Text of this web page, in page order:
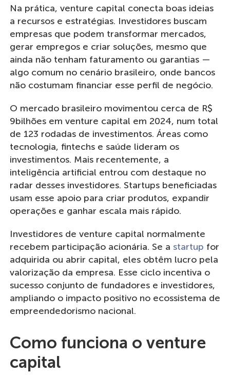
Na prática, venture capital conecta boas ideias
a recursos e estratégias. Investidores buscam
empresas que podem transformar mercados,
gerar empregos e criar soluções, mesmo que
ainda não tenham faturamento ou garantias —
algo comum no cenário brasileiro, onde bancos
não costumam financiar esse perfil de negócio.
O mercado brasileiro movimentou cerca de R$
9bilhões em venture capital em 2024, num total
de 123 rodadas de investimentos. Áreas como
tecnologia, fintechs e saúde lideram os
investimentos. Mais recentemente, a
inteligência artificial entrou com destaque no
radar desses investidores. Startups beneficiadas
usam esse apoio para criar produtos, expandir
operações e ganhar escala mais rápido.
Investidores de venture capital normalmente
recebem participação acionária. Se a startup for
adquirida ou abrir capital, eles obtêm lucro pela
valorização da empresa. Esse ciclo incentiva o
sucesso conjunto de fundadores e investidores,
ampliando o impacto positivo no ecossistema de
empreendedorismo nacional.
Como funciona o venture
capital